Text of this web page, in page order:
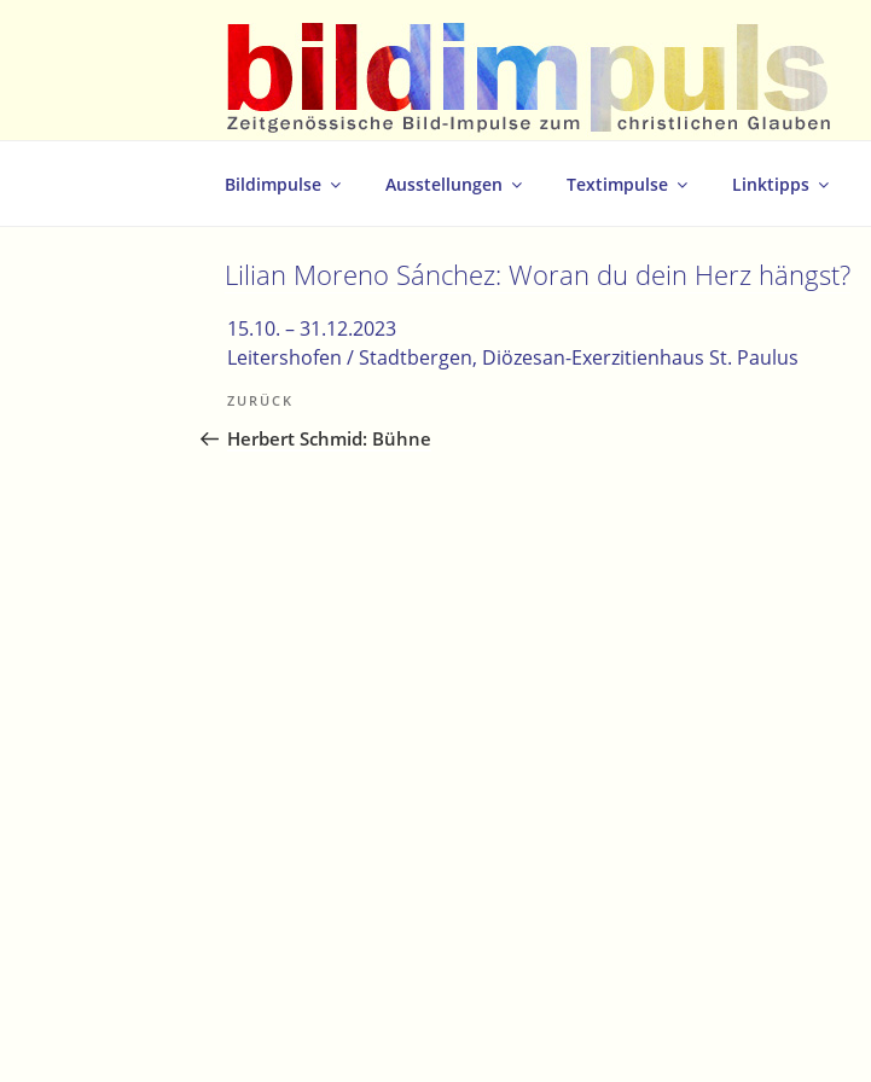
Bildimpulse Ausstellungen Textimpulse Linktipps
Lilian Moreno Sánchez: Woran du dein Herz hängst?
15.10. –31.12.2023
Leitershofen / Stadtbergen, Diözesan-Exerzitienhaus St. Paulus
Beitragsnavigation
Vorheriger
Beitrag
ZURÜCK
Herbert Schmid: Bühne